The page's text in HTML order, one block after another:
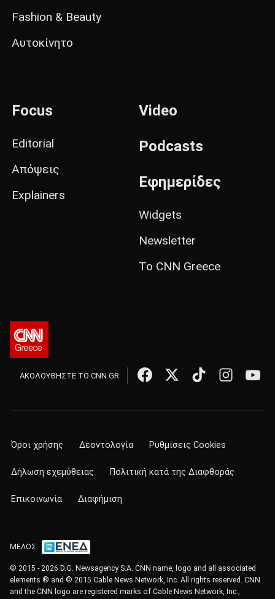
Fashion & Beauty
Αυτοκίνητο
Focus
Editorial
Απόψεις
Explainers
Video
Podcasts
Εφημερίδες
Widgets
Newsletter
Το CNN Greece
ΑΚΟΛΟΥΘΗΣΤΕ ΤΟ CNN.GR
Όροι χρήσης Δεοντολογία Ρυθμίσεις Cookies
Δήλωση εχεμύθειας Πολιτική κατά της Διαφθοράς
Επικοινωνία Διαφήμιση
ΜΕΛΟΣ
© 2015 - 2026 D.G. Newsagency S.A. CNN name, logo and all associated
elements ® and © 2015 Cable News Network, Inc. All rights reserved. CNN
and the CNN logo are registered marks of Cable News Network, Inc.,